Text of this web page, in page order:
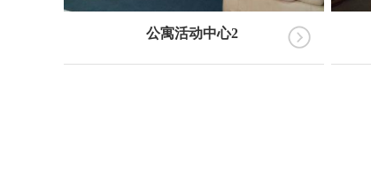
公寓活动中心2